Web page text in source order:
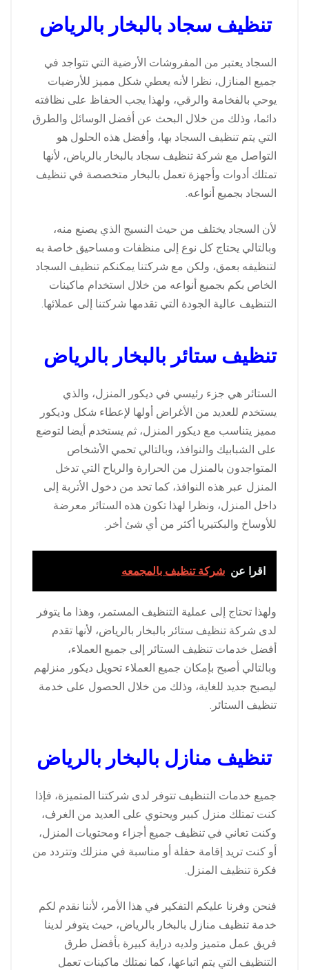
تنظيف سجاد بالبخار بالرياض
السجاد يعتبر من المفروشات الأرضية التي تتواجد في
جميع المنازل، نظرا لأنه يعطي شكل مميز للأرضيات
يوحي بالفخامة والرقي، ولهذا يجب الحفاظ على نظافته
دائما، وذلك من خلال البحث عن أفضل الوسائل والطرق
التي يتم تنظيف السجاد بها، وأفضل هذه الحلول هو
التواصل مع شركة تنظيف سجاد بالبخار بالرياض، لأنها
تمتلك أدوات وأجهزة تعمل بالبخار متخصصة في تنظيف
السجاد بجميع أنواعه.
لأن السجاد يختلف من حيث النسيج الذي يصنع منه،
وبالتالي يحتاج كل نوع إلى منظفات ومساحيق خاصة به
لتنظيفه بعمق، ولكن مع شركتنا يمكنكم تنظيف السجاد
الخاص بكم بجميع أنواعه من خلال استخدام ماكينات
التنظيف عالية الجودة التي تقدمها شركتنا إلى عملائها.
تنظيف ستائر بالبخار بالرياض
الستائر هي جزء رئيسي في ديكور المنزل، والذي
يستخدم للعديد من الأغراض أولها لإعطاء شكل وديكور
مميز يتناسب مع ديكور المنزل، ثم يستخدم أيضا لتوضع
على الشبابيك والنوافذ، وبالتالي تحمي الأشخاص
المتواجدون بالمنزل من الحرارة والرياح التي تدخل
المنزل عبر هذه النوافذ، كما تحد من دخول الأتربة إلى
داخل المنزل، ونظرا لهذا تكون هذه الستائر معرضة
للأوساخ والبكتيريا أكثر من أي شئ أخر.
اقرا عن شركة تنظيف بالمجمعه
ولهذا تحتاج إلى عملية التنظيف المستمر، وهذا ما يتوفر
لدى شركة تنظيف ستائر بالبخار بالرياض، لأنها تقدم
أفضل خدمات تنظيف الستائر إلى جميع العملاء،
وبالتالي أصبح بإمكان جميع العملاء تحويل ديكور منزلهم
ليصبح جديد للغاية، وذلك من خلال الحصول على خدمة
تنظيف الستائر.
تنظيف منازل بالبخار بالرياض
جميع خدمات التنظيف تتوفر لدى شركتنا المتميزة، فإذا
كنت تمتلك منزل كبير ويحتوي على العديد من الغرف،
وكنت تعاني في تنظيف جميع أجزاء ومحتويات المنزل،
أو كنت تريد إقامة حفلة أو مناسبة في منزلك وتتردد من
فكرة تنظيف المنزل.
فنحن وفرنا عليكم التفكير في هذا الأمر، لأننا نقدم لكم
خدمة تنظيف منازل بالبخار بالرياض، حيث يتوفر لدينا
فريق عمل متميز ولديه دراية كبيرة بأفضل طرق
التنظيف التي يتم اتباعها، كما نمتلك ماكينات تعمل